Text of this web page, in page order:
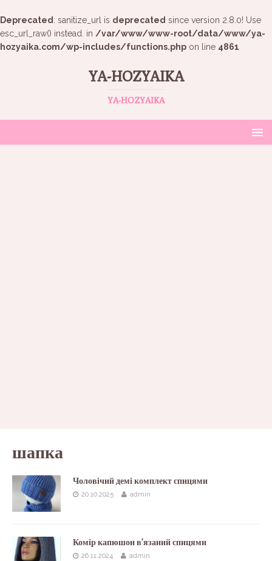
Deprecated : sanitize_url is deprecated since version 2.8.0! Use
esc_url_raw() instead. in /var/www/www-root/data/www/ya-
hozyaika.com/wp-includes/functions.php on line 4861
YA-HOZYAIKA
YA-HOZYAIKA
шапка
Чоловічий демі комплект спицями
20.10.2025 admin
Комір капюшон в’язаний спицями
26.11.2024 admin